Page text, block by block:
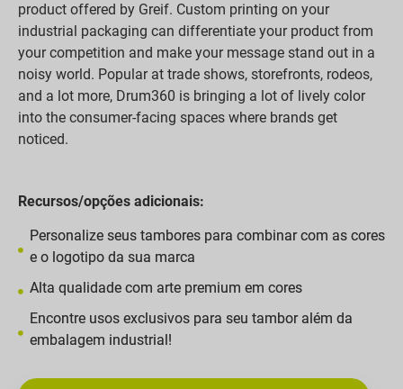
product offered by Greif. Custom printing on your
industrial packaging can differentiate your product from
your competition and make your message stand out in a
noisy world. Popular at trade shows, storefronts, rodeos,
and a lot more, Drum360 is bringing a lot of lively color
into the consumer-facing spaces where brands get
noticed.
Recursos/opções adicionais:
Personalize seus tambores para combinar com as cores
e o logotipo da sua marca
Alta qualidade com arte premium em cores
Encontre usos exclusivos para seu tambor além da
embalagem industrial!